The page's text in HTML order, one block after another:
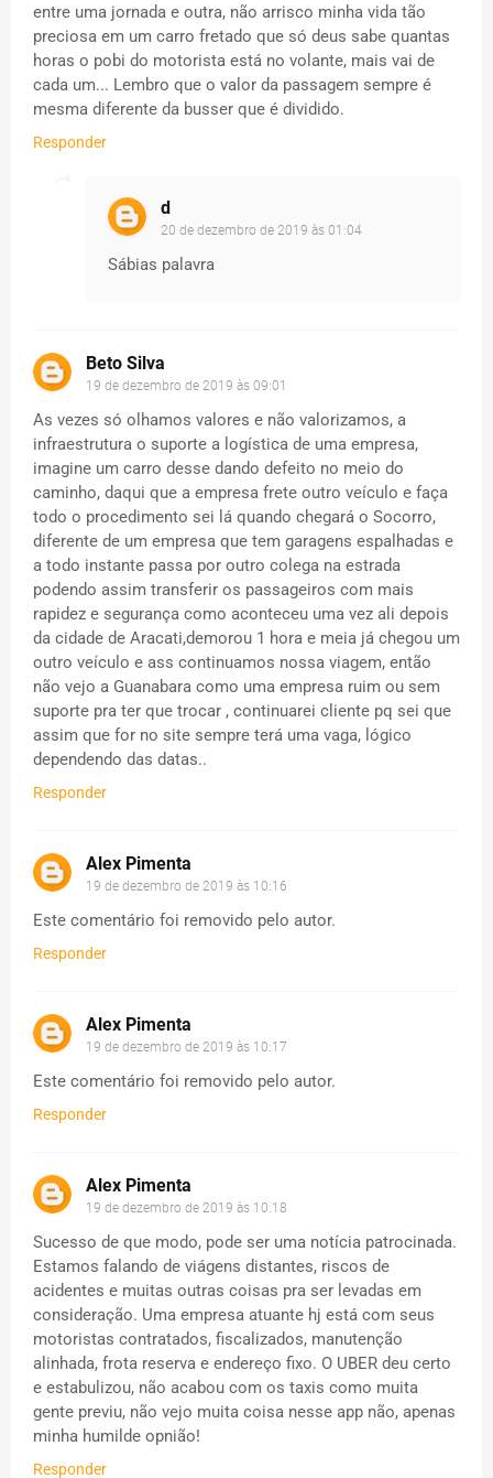
entre uma jornada e outra, não arrisco minha vida tão
preciosa em um carro fretado que só deus sabe quantas
horas o pobi do motorista está no volante, mais vai de
cada um... Lembro que o valor da passagem sempre é
mesma diferente da busser que é dividido.
Responder
d
20 de dezembro de 2019 às 01:04
Sábias palavra
Beto Silva
19 de dezembro de 2019 às 09:01
As vezes só olhamos valores e não valorizamos, a
infraestrutura o suporte a logística de uma empresa,
imagine um carro desse dando defeito no meio do
caminho, daqui que a empresa frete outro veículo e faça
todo o procedimento sei lá quando chegará o Socorro,
diferente de um empresa que tem garagens espalhadas e
a todo instante passa por outro colega na estrada
podendo assim transferir os passageiros com mais
rapidez e segurança como aconteceu uma vez ali depois
da cidade de Aracati,demorou 1 hora e meia já chegou um
outro veículo e ass continuamos nossa viagem, então
não vejo a Guanabara como uma empresa ruim ou sem
suporte pra ter que trocar , continuarei cliente pq sei que
assim que for no site sempre terá uma vaga, lógico
dependendo das datas..
Responder
Alex Pimenta
19 de dezembro de 2019 às 10:16
Este comentário foi removido pelo autor.
Responder
Alex Pimenta
19 de dezembro de 2019 às 10:17
Este comentário foi removido pelo autor.
Responder
Alex Pimenta
19 de dezembro de 2019 às 10:18
Sucesso de que modo, pode ser uma notícia patrocinada.
Estamos falando de viágens distantes, riscos de
acidentes e muitas outras coisas pra ser levadas em
consideração. Uma empresa atuante hj está com seus
motoristas contratados, fiscalizados, manutenção
alinhada, frota reserva e endereço fixo. O UBER deu certo
e estabulizou, não acabou com os taxis como muita
gente previu, não vejo muita coisa nesse app não, apenas
minha humilde opnião!
Responder